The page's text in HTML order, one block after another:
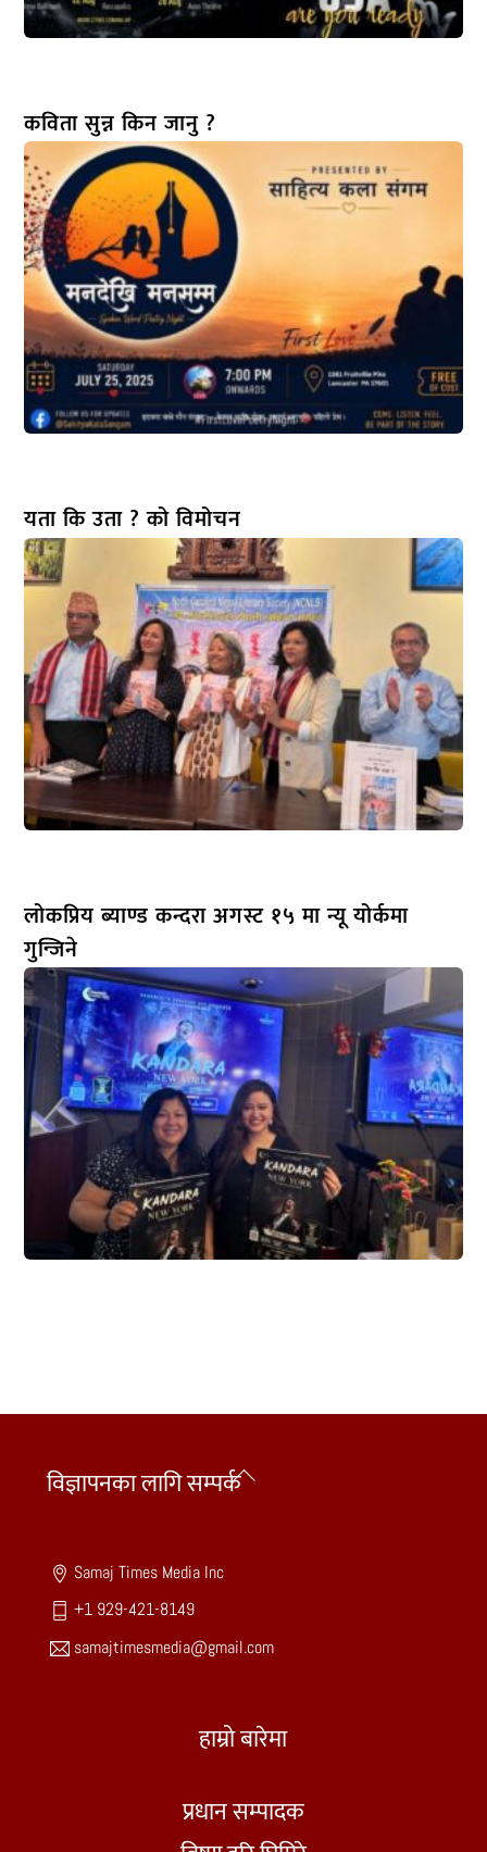
कविता सुन्न किन जानु ?
यता कि उता ? को विमोचन
लोकप्रिय ब्याण्ड कन्दरा अगस्ट १५ मा न्यू योर्कमा
गुन्जिने
Back
विज्ञापनका लागि सम्पर्क
Samaj Times Media Inc
+1 929-421-8149
samajtimesmedia@gmail.com
हाम्रो बारेमा
प्रधान सम्पादक